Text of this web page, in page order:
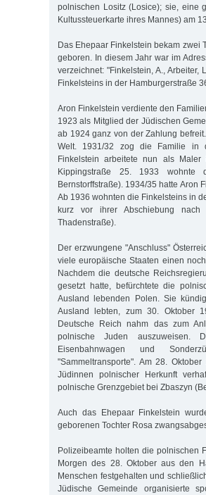
polnischen Lositz (Losice); sie, eine
Kultussteuerkarte ihres Mannes) am
Das Ehepaar Finkelstein bekam zwei
geboren. In diesem Jahr war im
verzeichnet: "Finkelstein, A.,
Finkelsteins in der Hamburgerstraße
Aron Finkelstein verdiente den
1923 als Mitglied der Jüdischen
ab 1924 ganz von der Zahlung
Welt. 1931/32 zog die Familie in
Finkelstein arbeitete nun als
Kippingstraße 25. 1933
Bernstorffstraße). 1934/35 hatte Aron
Ab 1936 wohnten die Finkelsteins in
kurz vor ihrer Abschiebung
Thadenstraße).
Der erzwungene "Anschluss"
viele europäische Staaten einen
Nachdem die deutsche
gesetzt hatte, befürchtete die
Ausland lebenden Polen. Sie
Ausland lebten, zum 30. Oktober
Deutsche Reich nahm das zum
polnische Juden auszuweisen.
Eisenbahnwagen und
"Sammeltransporte". Am 28.
Jüdinnen polnischer Herkunft
polnische Grenzgebiet bei Zbaszyn
Auch das Ehepaar Finkelstein
geborenen Tochter Rosa
Polizeibeamte holten die polnischen
Morgen des 28. Oktober aus den
Menschen festgehalten und
Jüdische Gemeinde organisierte